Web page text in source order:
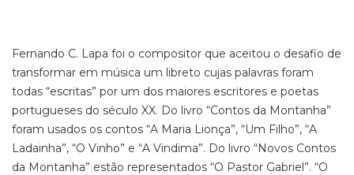
Fernando C. Lapa foi o compositor que aceitou o desafio de
transformar em música um libreto cujas palavras foram
todas “escritas” por um dos maiores escritores e poetas
portugueses do século XX. Do livro “Contos da Montanha”
foram usados os contos “A Maria Lionça”, “Um Filho”, “A
Ladainha”, “O Vinho” e “A Vindima”. Do livro “Novos Contos
da Montanha” estão representados “O Pastor Gabriel”. “O